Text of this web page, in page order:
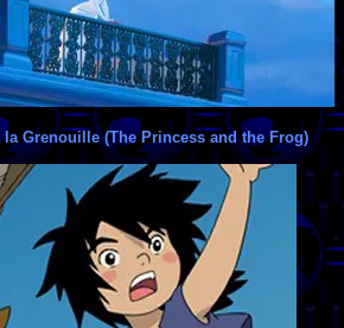
la Grenouille (The Princess and the Frog)